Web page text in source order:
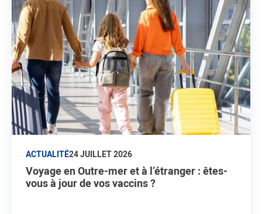
ACTUALITÉ24 JUILLET 2026
Voyage en Outre-mer et à l’étranger : êtes-
vous à jour de vos vaccins ?